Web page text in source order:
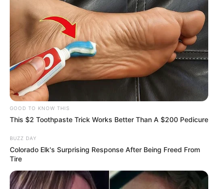
GOOD TO KNOW THIS
This $2 Toothpaste Trick Works Better Than A $200 Pedicure
BUZZ DAY
Colorado Elk's Surprising Response After Being Freed From
Tire